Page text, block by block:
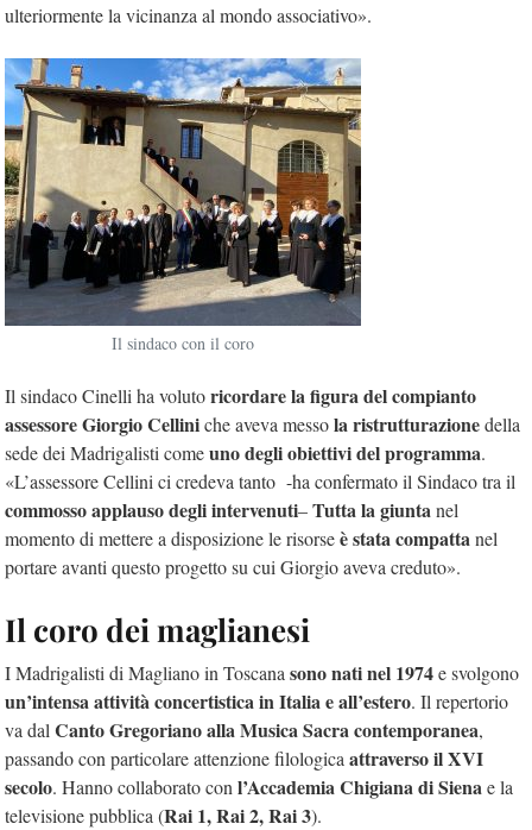
ulteriormente la vicinanza al mondo associativo».
Il sindaco con il coro
Il sindaco Cinelli ha volutoricordare la figura del compianto
assessore Giorgio Celliniche aveva messola ristrutturazionedella
sede dei Madrigalisti comeuno degli obiettivi del programma.
«L’assessore Cellini ci credeva tanto -ha confermato il Sindaco tra il
commosso applauso degli intervenuti–Tutta la giuntanel
momento di mettere a disposizione le risorseè stata compattanel
portare avanti questo progetto su cui Giorgio aveva creduto».
Il coro dei maglianesi
I Madrigalisti di Magliano in Toscana sono nati nel 1974e svolgono
un’intensa attività concertistica in Italia e all’estero. Il repertorio
va dal Canto Gregoriano alla Musica Sacra contemporanea,
passando con particolare attenzione filologica attraverso il XVI
secolo. Hanno collaborato con l’Accademia Chigiana di Sienae la
televisione pubblica (Rai 1, Rai 2, Rai 3).